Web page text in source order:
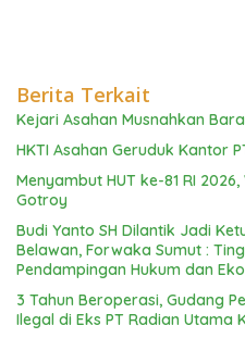
Berita Terkait
Kejari Asahan Musnahkan
HKTI Asahan Geruduk Kantor
Menyambut HUT ke-81 RI
Gotroy
Budi Yanto SH Dilantik Jadi
Belawan, Forwaka Sumut :
Pendampingan Hukum dan
3 Tahun Beroperasi, Gudang
Ilegal di Eks PT Radian Utama